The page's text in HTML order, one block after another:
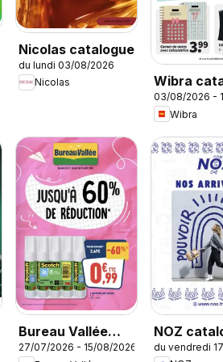
Nicolas catalogue
du lundi 03/08/2026
Nicolas
Wibra
03/08/2026 -
Wibra
Bureau Vallée
catalogue
27/07/2026 - 15/08/2026
NOZ
du vendredi